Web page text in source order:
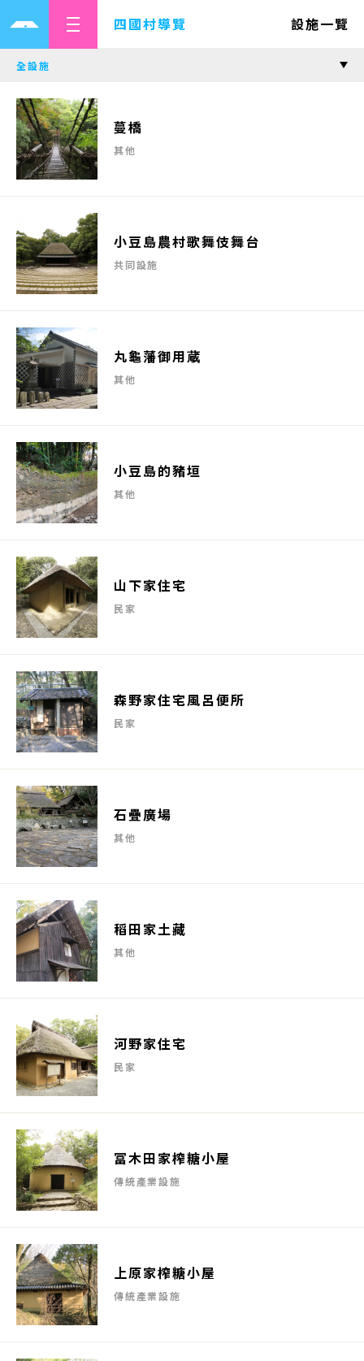
四國村導覽 設施一覽
蔓橋
其他
小豆島農村歌舞伎舞台
共同設施
丸龜藩御用蔵
其他
小豆島的豬垣
其他
山下家住宅
民家
森野家住宅風呂便所
民家
石疊廣場
其他
稻田家土藏
其他
河野家住宅
民家
冨木田家榨糖小屋
傳統產業設施
上原家榨糖小屋
傳統產業設施